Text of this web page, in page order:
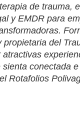
de trauma,
y EMDR para
del
conectada
Rotafolios